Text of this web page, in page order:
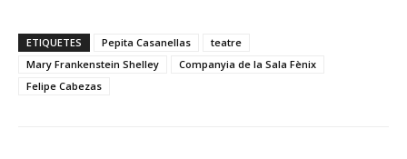
ETIQUETES Pepita Casanellas
teatre
Mary Frankenstein Shelley
Companyia de la Sala Fènix
Felipe Cabezas